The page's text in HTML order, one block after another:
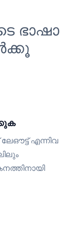
ഭാഷാ
എന്നിവ